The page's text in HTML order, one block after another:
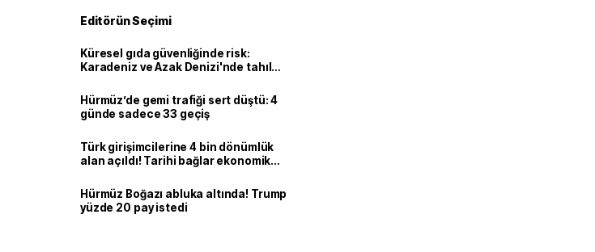
Editörün Seçimi
Küresel gıda güvenliğinde risk:
Karadeniz ve Azak Denizi'nde tahıl
Hürmüz’de gemi trafiği sert düştü: 4
günde sadece 33 geçiş
Türk girişimcilerine 4 bin dönümlük
alan açıldı! Tarihi bağlar ekonomik
Hürmüz Boğazı abluka altında! Trump
yüzde 20 pay istedi